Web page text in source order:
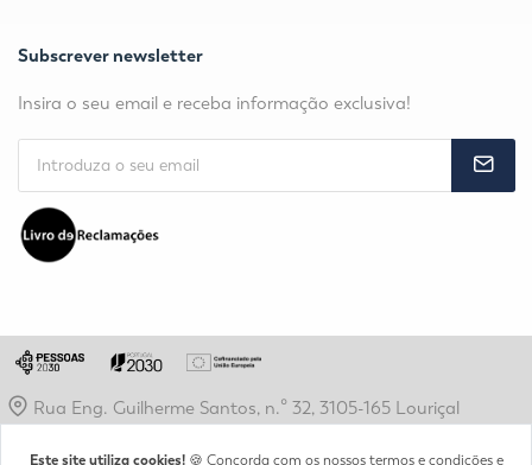
Subscrever newsletter
Insira o seu email e receba informação exclusiva!
Rua Eng. Guilherme Santos, n.º 32, 3105-165 Louriçal
Este site utiliza cookies!🍪 Concorda com os nossos termos e condições e